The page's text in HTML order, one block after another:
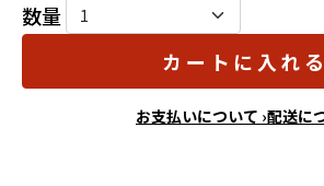
数量
カートに入れる
お支払いについて ›配送に